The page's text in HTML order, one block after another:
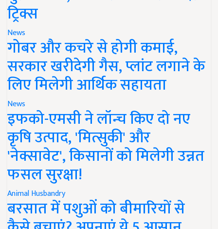
ट्रिक्स
News
गोबर और कचरे से होगी कमाई,
सरकार खरीदेगी गैस, प्लांट लगाने के
लिए मिलेगी आर्थिक सहायता
News
इफको-एमसी ने लॉन्च किए दो नए
कृषि उत्पाद, 'मित्सुकी' और
'नेक्सावेट', किसानों को मिलेगी उन्नत
फसल सुरक्षा!
Animal Husbandry
बरसात में पशुओं को बीमारियों से